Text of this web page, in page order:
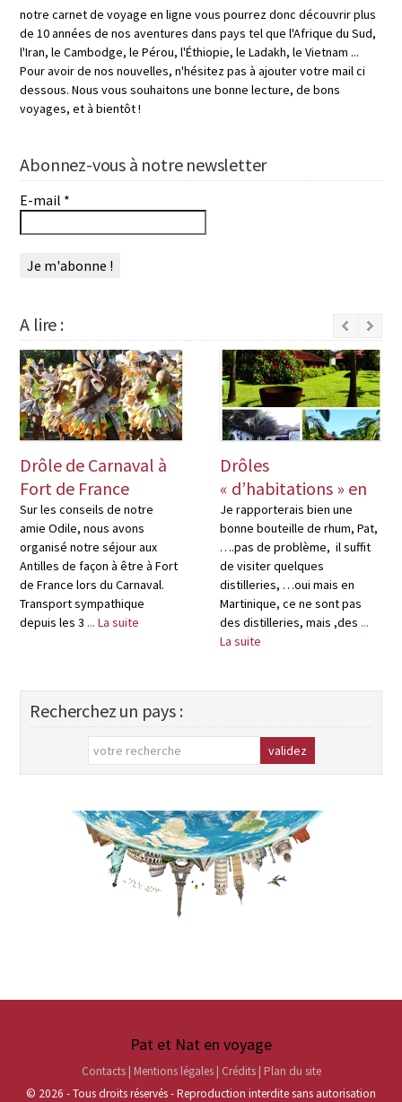
notre carnet de voyage en ligne vous pourrez donc découvrir plus
de 10 années de nos aventures dans pays tel que l'Afrique du Sud,
l'Iran, le Cambodge, le Pérou, l'Éthiopie, le Ladakh, le Vietnam ...
Pour avoir de nos nouvelles, n'hésitez pas à ajouter votre mail ci
dessous. Nous vous souhaitons une bonne lecture, de bons
voyages, et à bientôt !
Abonnez-vous à notre newsletter
E-mail *
A lire :
Drôle de Carnaval à
Fort de France
Sur les conseils de notre
amie Odile, nous avons
organisé notre séjour aux
Antilles de façon à être à Fort
de France lors du Carnaval.
Transport sympathique
depuis les 3 ... La suite
Drôles
« d’habitations » en
Martinique
Je rapporterais bien une
bonne bouteille de rhum, Pat,
….pas de problème, il suffit
de visiter quelques
distilleries, …oui mais en
Martinique, ce ne sont pas
des distilleries, mais ,des ...
La suite
Next
Recherchez un pays :
Pat et Nat en voyage
Contacts | Mentions légales | Crédits | Plan du site
© 2026 - Tous droits réservés - Reproduction interdite sans autorisation